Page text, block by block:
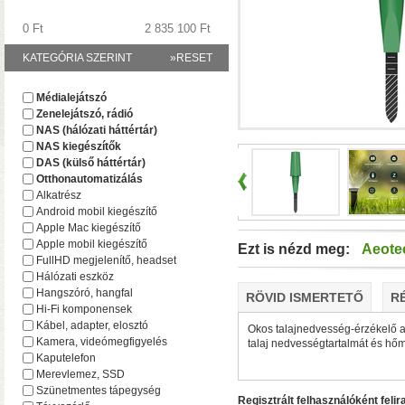
A TerraMaster-nél
F2-425 és F4-425
•
Plusz teljesítmény
F2-425 Plus és F4-
(32 GB-ig bővíthető!)
Ezt is nézd meg:
RÖVID ISMERTETŐ
Okos talajnedvesség-érzékelő
talaj nedvességtartalmát és
Regisztrált felhasználóként
0 Ft 2 835 100 Ft
»RESET
KATEGÓRIA SZERINT
Médialejátszó
Zenelejátszó, rádió
NAS (hálózati háttértár)
NAS kiegészítők
DAS (külső háttértár)
Otthonautomatizálás
Alkatrész
Android mobil kiegészítő
Apple Mac kiegészítő
Apple mobil kiegészítő
FullHD megjelenítő, headset
Hálózati eszköz
Hangszóró, hangfal
Hi-Fi komponensek
Kábel, adapter, elosztó
Kamera, videómegfigyelés
Kaputelefon
Merevlemez, SSD
Szünetmentes tápegység